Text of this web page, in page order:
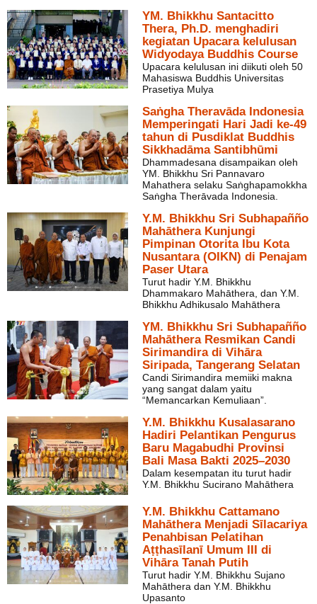
YM. Bhikkhu Santacitto
Thera, Ph.D. menghadiri
kegiatan Upacara kelulusan
Widyodaya Buddhis Course
Upacara kelulusan ini diikuti oleh 50
Mahasiswa Buddhis Universitas
Prasetiya Mulya
Saṅgha Theravāda Indonesia
Memperingati Hari Jadi ke-49
tahun di Pusdiklat Buddhis
Sikkhadāma Santibhūmi
Dhammadesana disampaikan oleh
YM. Bhikkhu Sri Pannavaro
Mahathera selaku Saṅghapamokkha
Saṅgha Therāvada Indonesia.
Y.M. Bhikkhu Sri Subhapañño
Mahāthera Kunjungi
Pimpinan Otorita Ibu Kota
Nusantara (OIKN) di Penajam
Paser Utara
Turut hadir Y.M. Bhikkhu
Dhammakaro Mahāthera, dan Y.M.
Bhikkhu Adhikusalo Mahāthera
YM. Bhikkhu Sri Subhapañño
Mahāthera Resmikan Candi
Sirimandira di Vihāra
Siripada, Tangerang Selatan
Candi Sirimandira memiiki makna
yang sangat dalam yaitu
“Memancarkan Kemuliaan”.
Y.M. Bhikkhu Kusalasarano
Hadiri Pelantikan Pengurus
Baru Magabudhi Provinsi
Bali Masa Bakti 2025–2030
Dalam kesempatan itu turut hadir
Y.M. Bhikkhu Sucirano Mahāthera
Y.M. Bhikkhu Cattamano
Mahāthera Menjadi Sīlacariya
Penahbisan Pelatihan
Aṭṭhasīlanī Umum III di
Vihāra Tanah Putih
Turut hadir Y.M. Bhikkhu Sujano
Mahāthera dan Y.M. Bhikkhu
Upasanto